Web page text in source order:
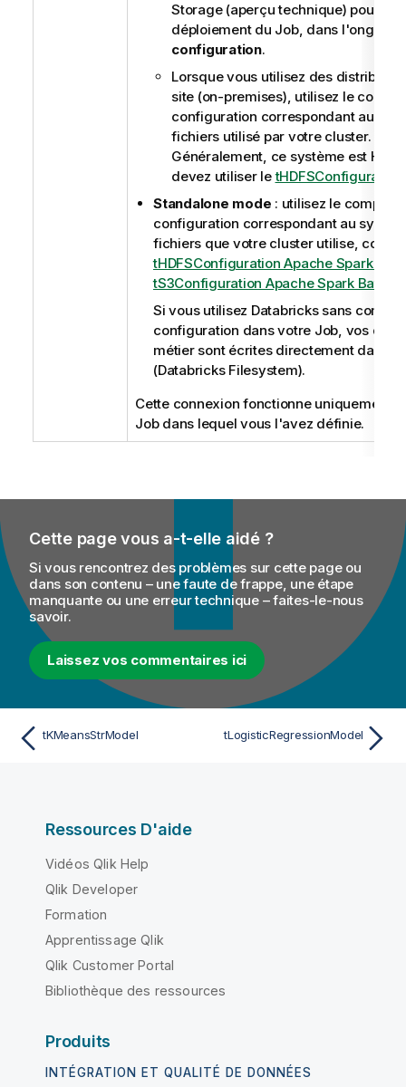
Storage (aperçu technique) pour le
déploiement du Job, dans l'onglet
configuration.
Lorsque vous utilisez des
site (on-premises), utilisez le
configuration correspondant au
fichiers utilisé par votre cluster.
Généralement, ce système est
devez utiliser letHDFSConfiguration
Standalone mode : utilisez le
configuration correspondant au
fichiers que votre cluster utilise,
tHDFSConfiguration Apache Spark
tS3Configuration Apache Spark Batch
Si vous utilisez Databricks sans
configuration dans votre Job, vos
métier sont écrites directement dans
(Databricks Filesystem).
Cette connexion fonctionne uniquement
Job dans lequel vous l'avez définie.
Cette page vous a-t-elle aidé ?
Si vous rencontrez des problèmes sur cette page ou
dans son contenu – une faute de frappe, une étape
manquante ou une erreur technique – faites-le-nous
savoir.
Laissez vos commentaires ici
tKMeansStrModel tLogisticRegressionModel
Ressources D'aide
Vidéos Qlik Help
Qlik Developer
Formation
Apprentissage Qlik
Qlik Customer Portal
Bibliothèque des ressources
Produits
INTÉGRATION ET QUALITÉ DE DONNÉES